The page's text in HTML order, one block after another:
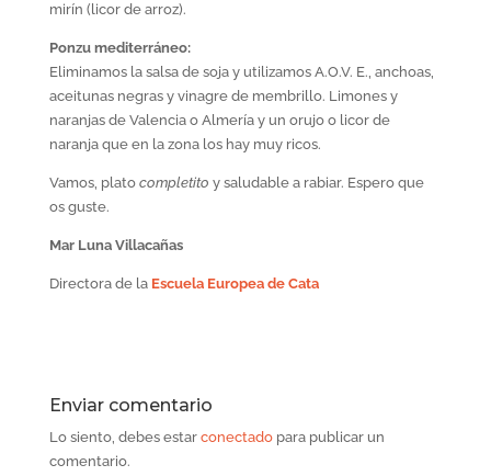
mirín (licor de arroz).
Ponzu mediterráneo:
Eliminamos la salsa de soja y utilizamos A.O.V. E., anchoas,
aceitunas negras y vinagre de membrillo. Limones y
naranjas de Valencia o Almería y un orujo o licor de
naranja que en la zona los hay muy ricos.
Vamos, plato completito y saludable a rabiar. Espero que
os guste.
Mar Luna Villacañas
Directora de la Escuela Europea de Cata
Enviar comentario
Lo siento, debes estar conectadopara publicar un
comentario.